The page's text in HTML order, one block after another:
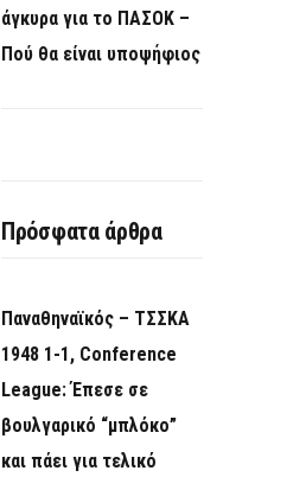
άγκυρα για το ΠΑΣΟΚ –
Πού θα είναι υποψήφιος
Πρόσφατα άρθρα
Παναθηναϊκός – ΤΣΣΚΑ
1948 1-1, Conference
League: Έπεσε σε
βουλγαρικό “μπλόκο”
και πάει για τελικό